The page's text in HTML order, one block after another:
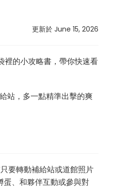
更新於 June 15, 2026
裡的小攻略書，帶你快速看
站，多一點精準出擊的爽
要轉動補給站或道館照片
、和夥伴互動或參與對